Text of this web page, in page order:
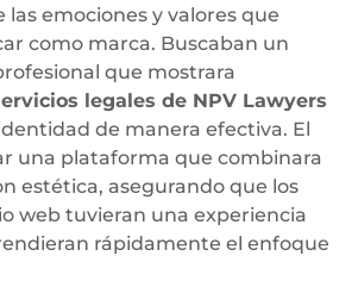
emociones y valores que
como marca. Buscaban un
que mostrara
legales de NPV Lawyers
de manera efectiva. El
una plataforma que combinara
estética, asegurando que los
web tuvieran una experiencia
rápidamente el enfoque